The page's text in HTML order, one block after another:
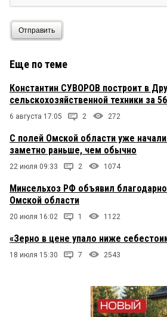
Отправить
Еще по теме
Константин СУВОРОВ построит в
сельскохозяйственной техники за
6 августа 17:05 2 272
С полей Омской области уже
заметно раньше, чем обычно
22 июля 09:33 2 1074
Минсельхоз РФ объявил
Омской области
20 июля 16:02 1 1122
«Зерно в цене упало ниже
18 июля 15:30 7 2543